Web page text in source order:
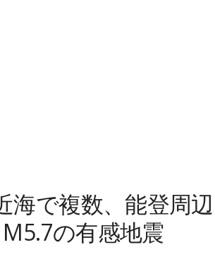
海で複数、能登周辺
の有感地震